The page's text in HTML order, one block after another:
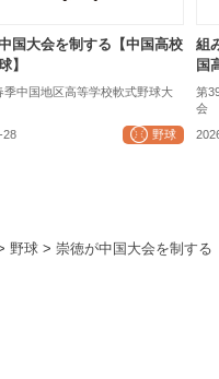
野球> 崇徳が中国大会を制する
国大会を制する【中国高校
】
季中国地区高等学校軟式野球大
28 野球
組
国
第
会